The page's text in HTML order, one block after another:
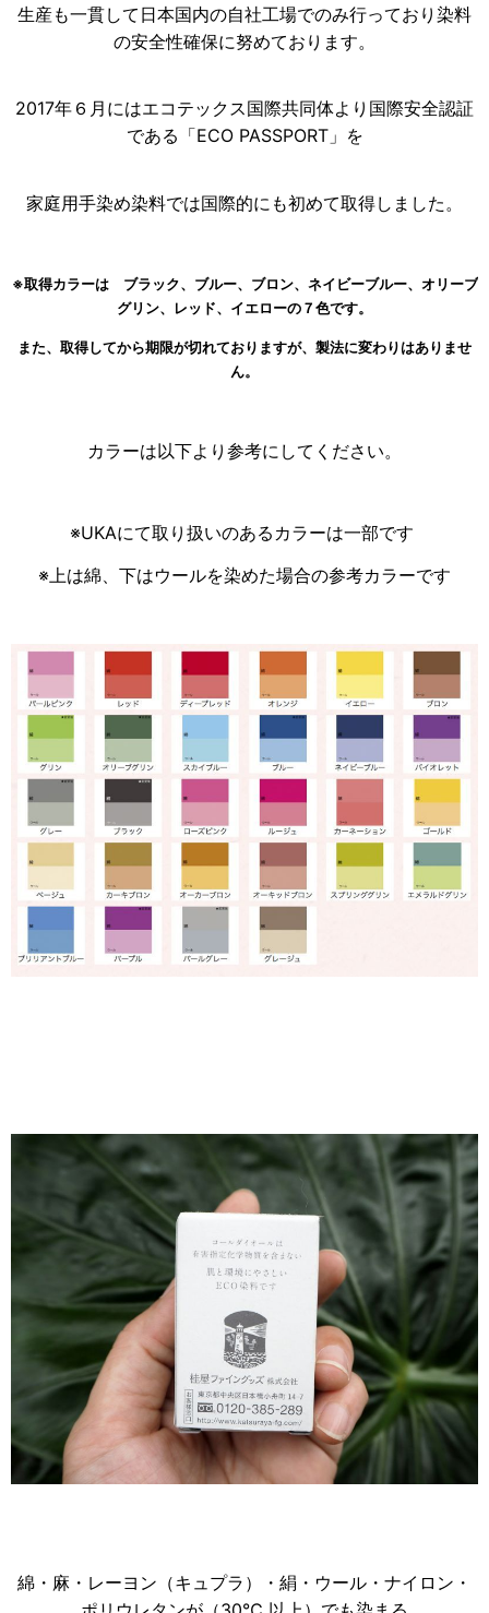
生産も一貫して日本国内の自社工場でのみ行っており染料
の安全性確保に努めております。
2017年６月にはエコテックス国際共同体より国際安全認証
である「ECO PASSPORT」を
家庭用手染め染料では国際的にも初めて取得しました。
※取得カラーは ブラック、ブルー、ブロン、ネイビーブルー、オリーブ
グリン、レッド、イエローの７色です。
また、取得してから期限が切れておりますが、製法に変わりはありませ
ん。
カラーは以下より参考にしてください。
※UKAにて取り扱いのあるカラーは一部です
※上は綿、下はウールを染めた場合の参考カラーです
綿・麻・レーヨン（キュプラ）・絹・ウール・ナイロン・